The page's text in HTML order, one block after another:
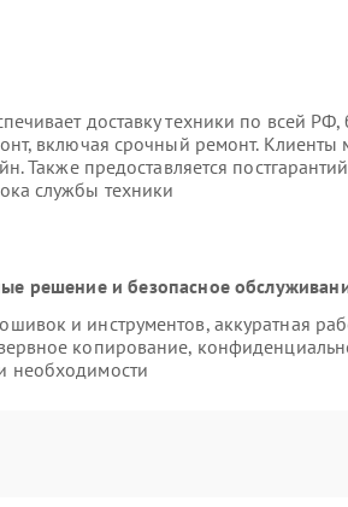
доставку техники по всей РФ,
включая срочный ремонт. Клиенты
Также предоставляется
службы техники
решение и безопасное
и инструментов, аккуратная
копирование,
необходимости